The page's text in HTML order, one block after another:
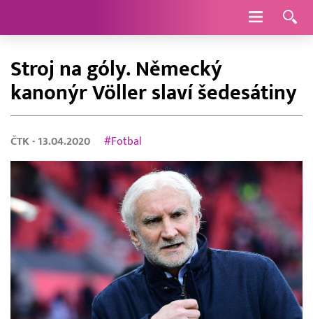
Navigace
Stroj na góly. Německý
kanonýr Völler slaví šedesátiny
ČTK - 13.04.2020 #Fotbal